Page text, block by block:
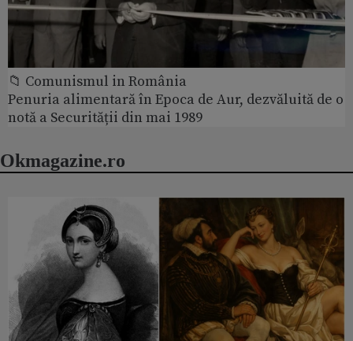
📁 Comunismul in România
Penuria alimentară în Epoca de Aur, dezvăluită de o
notă a Securității din mai 1989
Okmagazine.ro